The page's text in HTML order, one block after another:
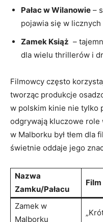
Pałac w Wilanowie –
‌pojawia się w
Zamek Książ
–
dla wielu thrillerów ⁢i
Filmowcy często
tworząc produkcje
w polskim kinie nie tylko
odgrywają kluczowe role
⁤w Malborku ‌był tłem dla
​świetnie oddaje jego
Nazwa
⁤Zamku/Pałacu
Film
Zamek w
Malborku